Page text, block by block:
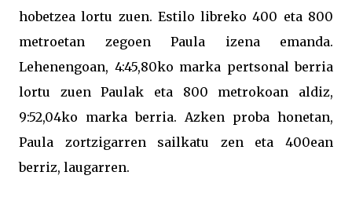
hobetzea lortu zuen. Estilo libreko 400 eta 800
metroetan zegoen Paula izena emanda.
Lehenengoan, 4:45,80ko marka pertsonal berria
lortu zuen Paulak eta 800 metrokoan aldiz,
9:52,04ko marka berria. Azken proba honetan,
Paula zortzigarren sailkatu zen eta 400ean
berriz, laugarren.